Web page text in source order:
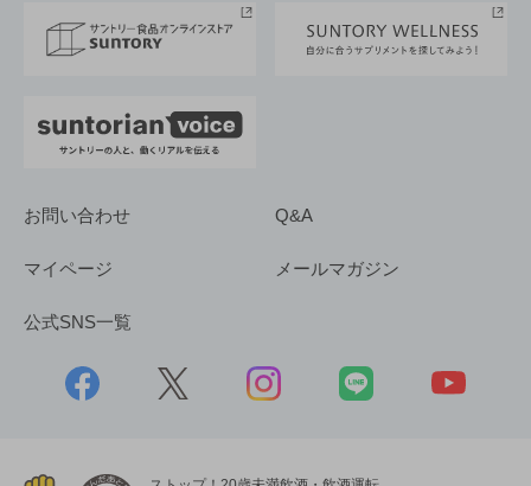
採用情報
お問い合わせ Q&A
マイページ メールマガジン
公式SNS一覧